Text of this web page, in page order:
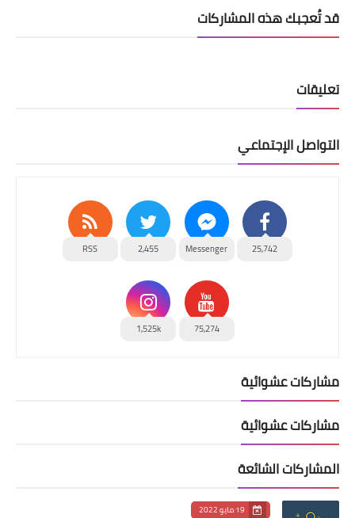
قد تُعجبك هذه المشاركات
تعليقات
التواصل الإجتماعي
25,742
Messenger
2,455
RSS
75,274
1,525k
مشاركات عشوائية
مشاركات عشوائية
المشاركات الشائعة
19 مايو 2022